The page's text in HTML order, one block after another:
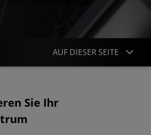
AUF DIESER SEITE
Sie Ihr